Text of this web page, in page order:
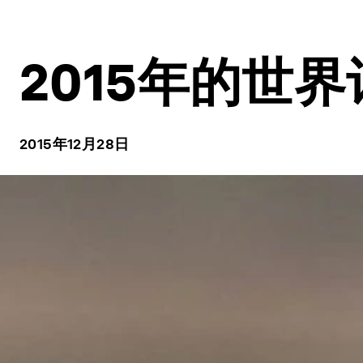
2015年的世界
2015年12月28日